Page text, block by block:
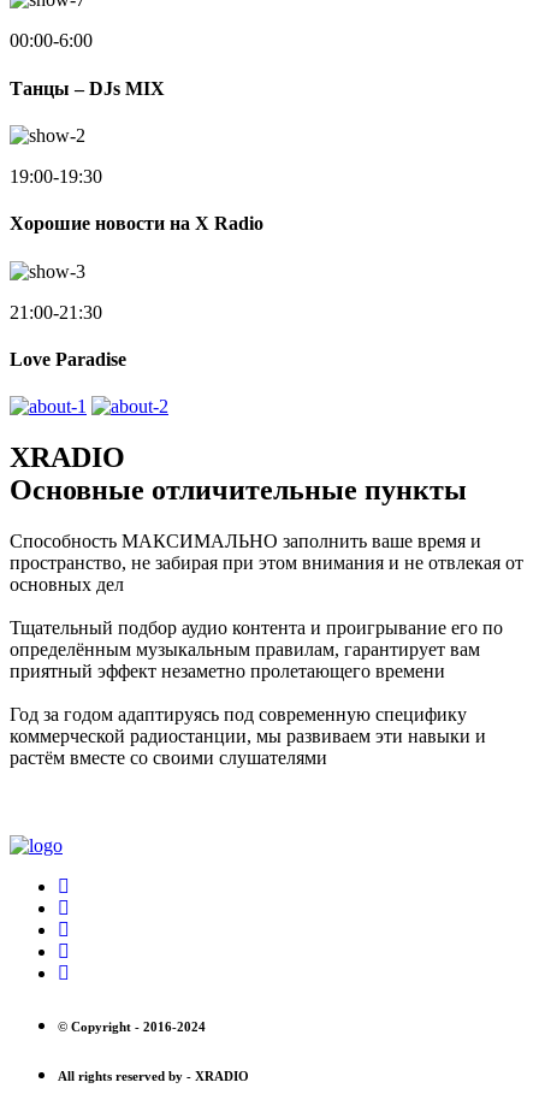
00:00-6:00
Танцы – DJs MIX
19:00-19:30
Хорошие новости на X Radio
21:00-21:30
Love Paradise
XRADIO
Основные отличительные пункты
Способность МАКСИМАЛЬНО заполнить ваше время и
пространство, не забирая при этом внимания и не отвлекая от
основных дел
Тщательный подбор аудио контента и проигрывание его по
определённым музыкальным правилам, гарантирует вам
приятный эффект незаметно пролетающего времени
Год за годом адаптируясь под современную специфику
коммерческой радиостанции, мы развиваем эти навыки и
растём вместе со своими слушателями
© Copyright - 2016-2024
All rights reserved by - XRADIO